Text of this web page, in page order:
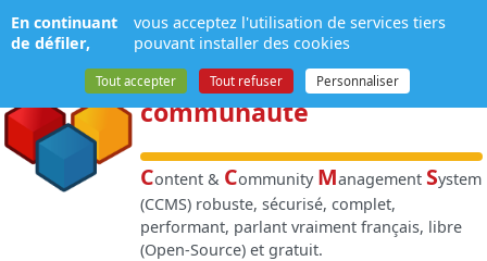
NPDS:Gestion de
contenuet de
communauté
Content & Community Management System
(CCMS) robuste, sécurisé, complet,
performant, parlant vraiment français, libre
(Open-Source) et gratuit.
Panneau de gestion des cookies
En continuant
de défiler,
vous acceptez l'utilisation de services tiers
pouvant installer des cookies
Tout accepter Tout refuser Personnaliser